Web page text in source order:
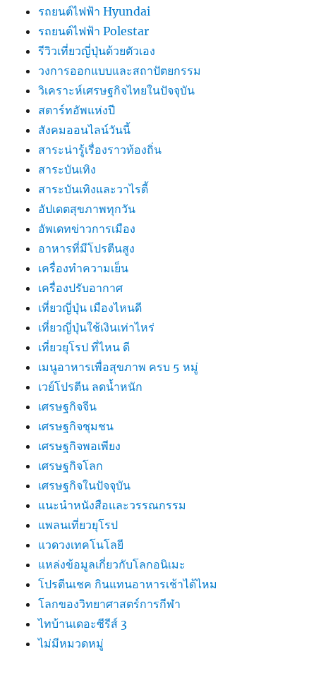
รถยนต์ไฟฟ้า Hyundai
รถยนต์ไฟฟ้า Polestar
รีวิวเที่ยวญี่ปุ่นด้วยตัวเอง
วงการออกแบบและสถาปัตยกรรม
วิเคราะห์เศรษฐกิจไทยในปัจจุบัน
สตาร์ทอัพแห่งปี
สังคมออนไลน์วันนี้
สาระน่ารู้เรื่องราวท้องถิ่น
สาระบันเทิง
สาระบันเทิงและวาไรตี้
อัปเดตสุขภาพทุกวัน
อัพเดทข่าวการเมือง
อาหารที่มีโปรตีนสูง
เครื่องทำความเย็น
เครื่องปรับอากาศ
เที่ยวญี่ปุ่น เมืองไหนดี
เที่ยวญี่ปุ่นใช้เงินเท่าไหร่
เที่ยวยุโรป ที่ไหน ดี
เมนูอาหารเพื่อสุขภาพ ครบ 5 หมู่
เวย์โปรตีน ลดน้ำหนัก
เศรษฐกิจจีน
เศรษฐกิจชุมชน
เศรษฐกิจพอเพียง
เศรษฐกิจโลก
เศรษฐกิจในปัจจุบัน
แนะนำหนังสือและวรรณกรรม
แพลนเที่ยวยุโรป
แวดวงเทคโนโลยี
แหล่งข้อมูลเกี่ยวกับโลกอนิเมะ
โปรตีนเชค กินแทนอาหารเช้าได้ไหม
โลกของวิทยาศาสตร์การกีฬา
ไทบ้านเดอะซีรีส์ 3
ไม่มีหมวดหมู่